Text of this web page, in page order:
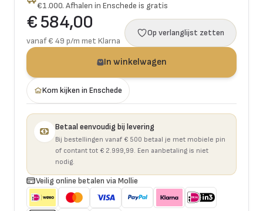
€1.000. Afhalen in Enschede is gratis
€ 584,00
vanaf € 49 p/m met Klarna
Op verlanglijst zetten
In winkelwagen
Kom kijken in Enschede
Betaal eenvoudig bij levering
Bij bestellingen vanaf € 500 betaal je met mobiele pin
of contant tot € 2.999,99. Een aanbetaling is niet
nodig.
Veilig online betalen via Mollie